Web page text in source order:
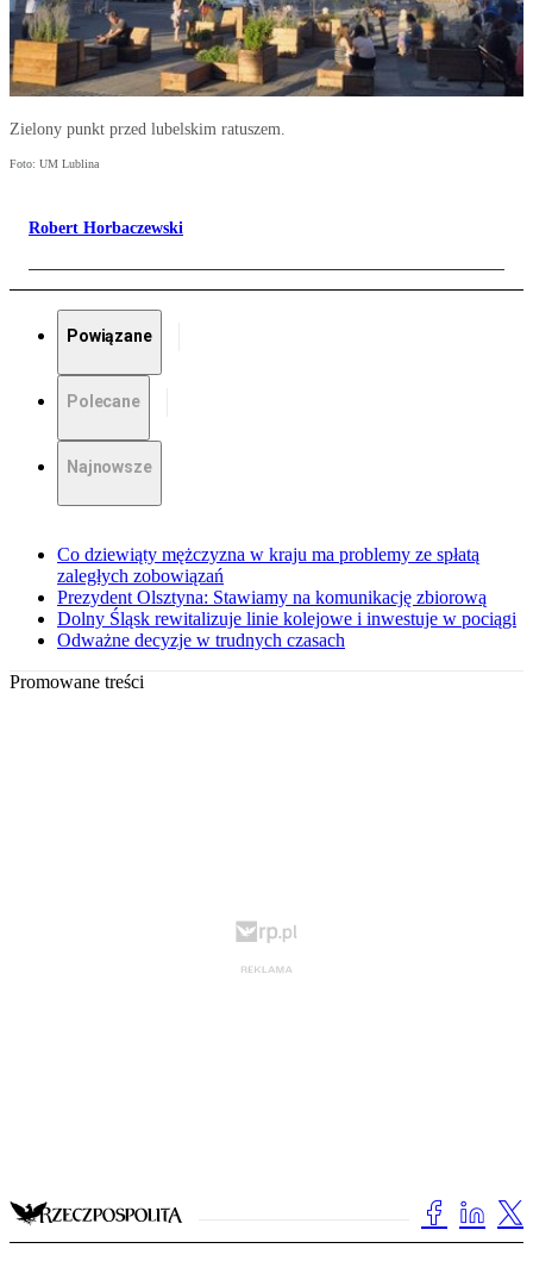
Zielony punkt przed lubelskim ratuszem.
Foto: UM Lublina
Robert Horbaczewski
Powiązane
Polecane
Najnowsze
Co dziewiąty mężczyzna w kraju ma problemy ze spłatą
zaległych zobowiązań
Prezydent Olsztyna: Stawiamy na komunikację zbiorową
Dolny Śląsk rewitalizuje linie kolejowe i inwestuje w pociągi
Odważne decyzje w trudnych czasach
Promowane treści